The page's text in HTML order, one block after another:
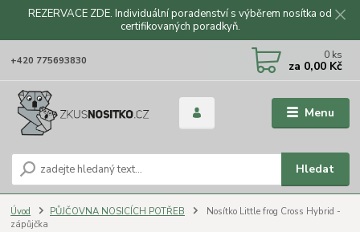
REZERVACE ZDE. Individuální poradenství s výběrem nosítka od
certifikovaných poradkyň.
Menu
Hledat
+420 775693830 0 ks
za 0,00 Kč
Úvod PŮJČOVNA NOSICÍCH POTŘEB
Nosítko Little frog Cross Hybrid -
zápůjčka